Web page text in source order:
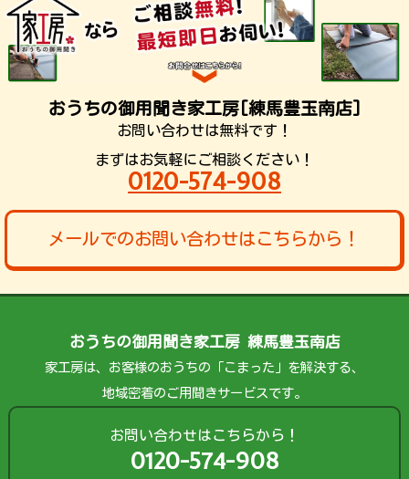
おうちの御用聞き家工房[練馬豊玉南店]
お問い合わせは無料です！
まずはお気軽にご相談ください！
0120-574-908
メールでのお問い合わせはこちらから！
おうちの御用聞き家工房 練馬豊玉南店
家工房は、お客様のおうちの「こまった」を解決する、
地域密着のご用聞きサービスです。
お問い合わせはこちらから！
0120-574-908